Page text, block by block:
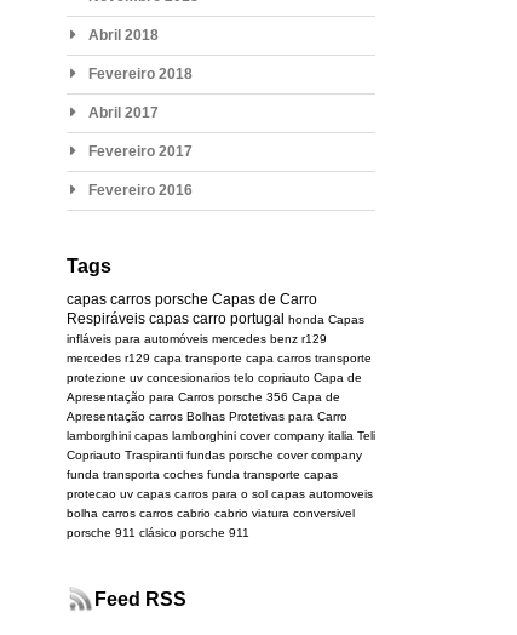
Abril 2018
Fevereiro 2018
Abril 2017
Fevereiro 2017
Fevereiro 2016
Tags
capas carros porsche Capas de Carro
Respiráveis capas carro portugal honda Capas
infláveis para automóveis mercedes benz r129
mercedes r129 capa transporte capa carros transporte
protezione uv concesionarios telo copriauto Capa de
Apresentação para Carros porsche 356 Capa de
Apresentação carros Bolhas Protetivas para Carro
lamborghini capas lamborghini cover company italia Teli
Copriauto Traspiranti fundas porsche cover company
funda transporta coches funda transporte capas
protecao uv capas carros para o sol capas automoveis
bolha carros carros cabrio cabrio viatura conversivel
porsche 911 clásico porsche 911
Feed RSS